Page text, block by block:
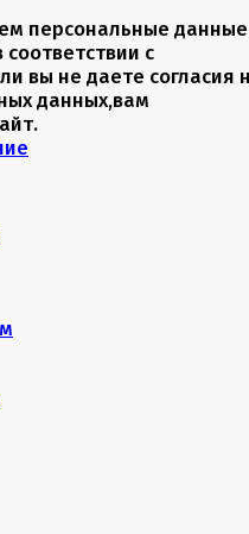
персональные данные
с
вы не даете согласия
данных,вам